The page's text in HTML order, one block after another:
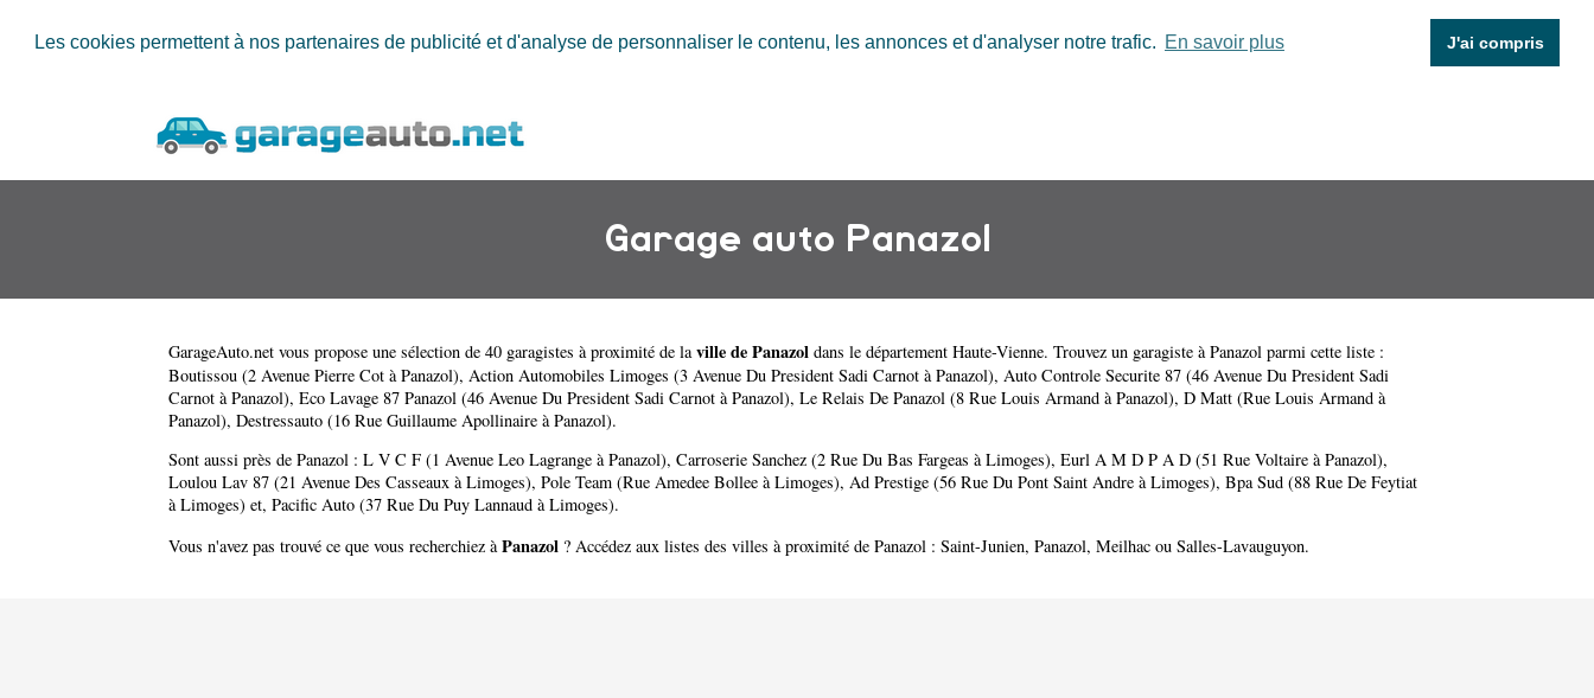
Les cookies permettent à nos partenaires de publicité et d'analyse de personnaliser le contenu, les annonces et d'analyser notre trafic. En savoir plus J'ai compris
Garage auto Panazol
GarageAuto.net vous propose une sélection de 40 garagistes à proximité de laville de Panazol dans le département Haute-Vienne. Trouvez un garagiste à Panazol parmi cette liste :
Boutissou (2 Avenue Pierre Cot à Panazol), Action Automobiles Limoges (3 Avenue Du President Sadi Carnot à Panazol), Auto Controle Securite 87 (46 Avenue Du President Sadi
Carnot à Panazol), Eco Lavage 87 Panazol (46 Avenue Du President Sadi Carnot à Panazol), Le Relais De Panazol (8 Rue Louis Armand à Panazol), D Matt (Rue Louis Armand à
Panazol), Destressauto (16 Rue Guillaume Apollinaire à Panazol).
Sont aussi près de Panazol : L V C F (1 Avenue Leo Lagrange à Panazol), Carroserie Sanchez (2 Rue Du Bas Fargeas à Limoges), Eurl A M D P A D (51 Rue Voltaire à Panazol),
Loulou Lav 87 (21 Avenue Des Casseaux à Limoges), Pole Team (Rue Amedee Bollee à Limoges), Ad Prestige (56 Rue Du Pont Saint Andre à Limoges), Bpa Sud (88 Rue De Feytiat
à Limoges) et, Pacific Auto (37 Rue Du Puy Lannaud à Limoges).
Vous n'avez pas trouvé ce que vous recherchiez à Panazol ? Accédez aux listes des villes à proximité de Panazol : Saint-Junien, Panazol, Meilhac ou Salles-Lavauguyon.